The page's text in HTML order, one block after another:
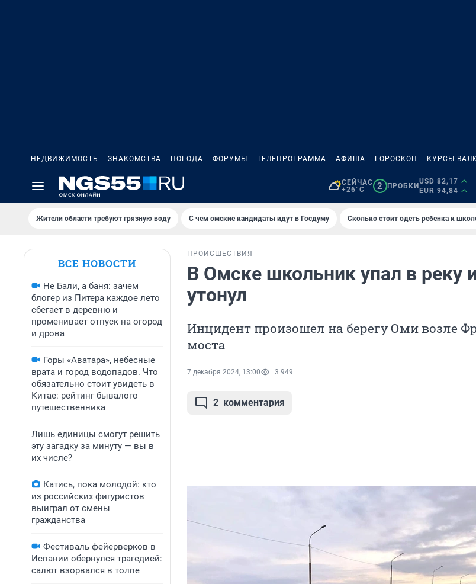
НЕДВИЖИМОСТЬ ЗНАКОМСТВА ПОГОДА ФОРУМЫ ТЕЛЕПРОГРАММА АФИША ГОРОСКОП КУРСЫ
СЕЙЧАС
+26°C
2 ПРОБКИ
USD 82,17
EUR 94,84
Жители области требуют грязную воду С чем омские кандидаты идут в Госдуму Сколько стоит одеть ребенка к
ВСЕ НОВОСТИ
Не Бали, а баня: зачем
блогер из Питера каждое лето
сбегает в деревню и
променивает отпуск на огород
и дрова
Горы «Аватара», небесные
врата и город водопадов. Что
обязательно стоит увидеть в
Китае: рейтинг бывалого
путешественника
Лишь единицы смогут решить
эту загадку за минуту — вы в
их числе?
Катись, пока молодой: кто
из российских фигуристов
выиграл от смены
гражданства
Фестиваль фейерверков в
Испании обернулся трагедией:
салют взорвался в толпе
ПРОИСШЕСТВИЯ
В Омске школьник упал в реку
утонул
Инцидент произошел на берегу Оми возле
моста
7 декабря 2024, 13:00 3 949
2 комментария